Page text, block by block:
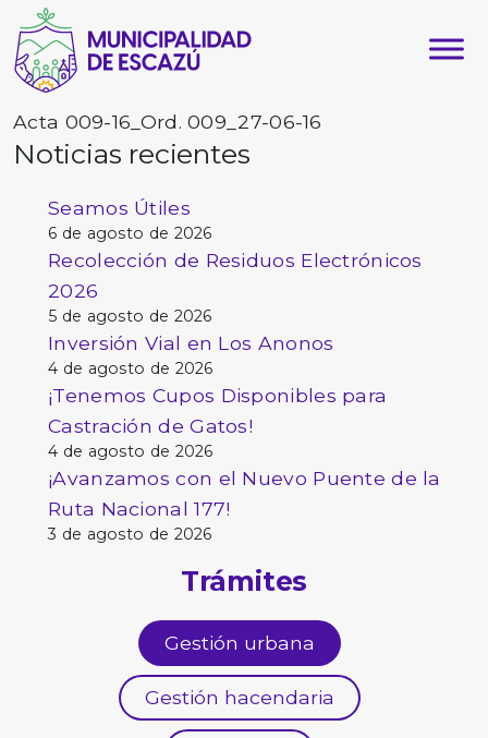
Acta 009-16_Ord. 009_27-06-16
Noticias recientes
Seamos Útiles
6 de agosto de 2026
Recolección de Residuos Electrónicos
2026
5 de agosto de 2026
Inversión Vial en Los Anonos
4 de agosto de 2026
¡Tenemos Cupos Disponibles para
Castración de Gatos!
4 de agosto de 2026
¡Avanzamos con el Nuevo Puente de la
Ruta Nacional 177!
3 de agosto de 2026
Trámites
Gestión urbana
Gestión hacendaria